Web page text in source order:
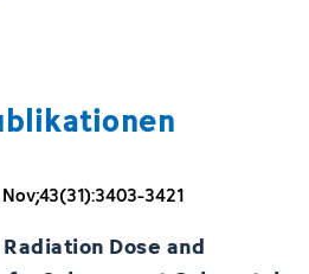
3421
Dose and